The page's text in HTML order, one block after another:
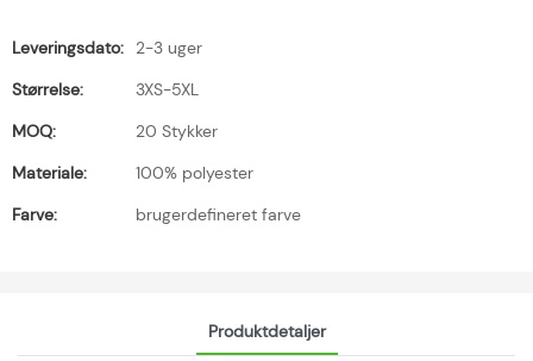
Leveringsdato:
2-3 uger
Størrelse:
3XS-5XL
MOQ:
20 Stykker
Materiale:
100% polyester
Farve:
brugerdefineret farve
Produktdetaljer